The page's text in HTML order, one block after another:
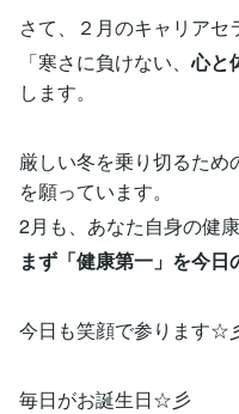
さて、２月のキャリアセ
「寒さに負けない、心と
します。
厳しい冬を乗り切るため
を願っています。
2月も、あなた自身の健
まず「健康第一」を今日
今日も笑顔で参ります☆
毎日がお誕生日☆彡